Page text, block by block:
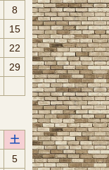
8
15
22
29
土
5